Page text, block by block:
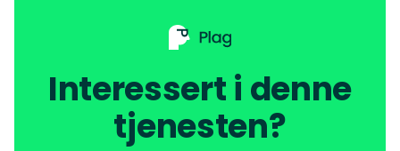
Interessert i denne
tjenesten?